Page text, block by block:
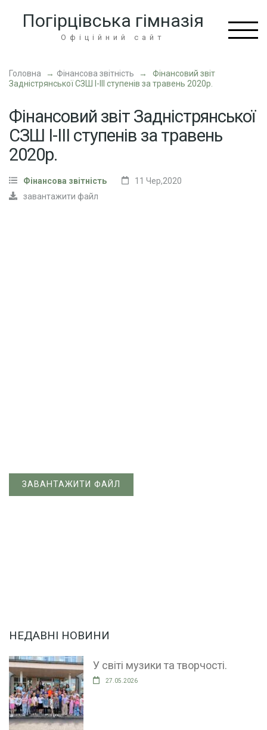
Enter)
Погірцівська гімназія
Офіційний сайт
Головна → Фінансова звітність →
Фінансовий звіт
Задністрянської СЗШ І-ІІІ ступенів за травень 2020р.
Фінансовий звіт Задністрянської
СЗШ І-ІІІ ступенів за травень
2020р.
Фінансова звітність
11 Чер,2020
завантажити файл
ЗАВАНТАЖИТИ ФАЙЛ
НЕДАВНІ НОВИНИ
У світі музики та творчості.
27.05.2026